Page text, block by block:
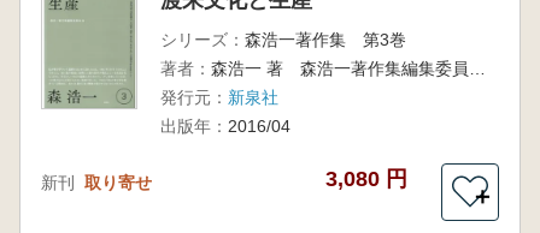
シリーズ： 森浩一著作集 第3巻
著者：
発行元： 新泉社
出版年： 2016/04
新刊 取り寄せ 3,080 円
＋